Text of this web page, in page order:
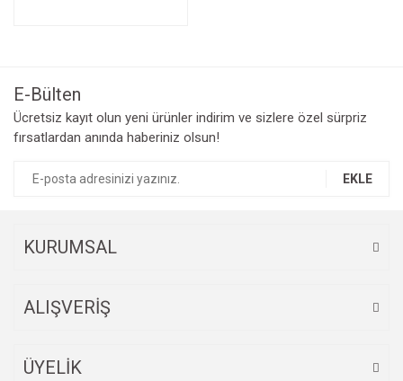
E-Bülten
Ücretsiz kayıt olun yeni ürünler indirim ve sizlere özel sürpriz
fırsatlardan anında haberiniz olsun!
EKLE
KURUMSAL
ALIŞVERİŞ
ÜYELİK